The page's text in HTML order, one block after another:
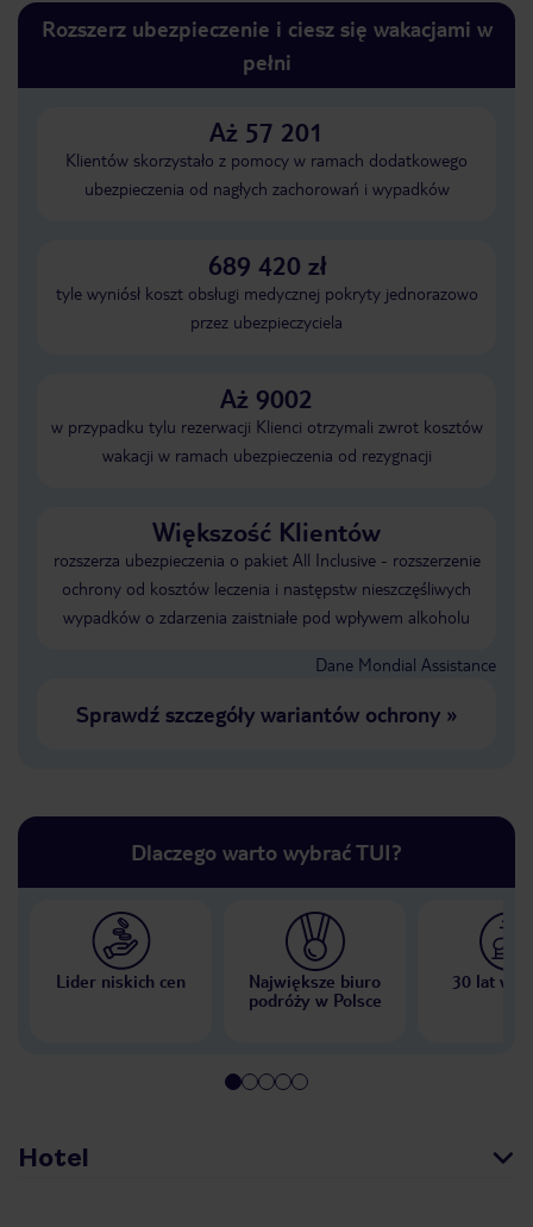
Rozszerz ubezpieczenie i ciesz się wakacjami w
pełni
Aż 57 201
Klientów skorzystało z pomocy w ramach dodatkowego
ubezpieczenia od nagłych zachorowań i wypadków
689 420 zł
tyle wyniósł koszt obsługi medycznej pokryty jednorazowo
przez ubezpieczyciela
Aż 9002
w przypadku tylu rezerwacji Klienci otrzymali zwrot kosztów
wakacji w ramach ubezpieczenia od rezygnacji
Większość Klientów
rozszerza ubezpieczenia o pakiet All Inclusive - rozszerzenie
ochrony od kosztów leczenia i następstw nieszczęśliwych
wypadków o zdarzenia zaistniałe pod wpływem alkoholu
Dane Mondial Assistance
Sprawdź szczegóły wariantów ochrony»
Dlaczego warto wybrać TUI?
Lider niskich cen
Największe biuro
podróży w Polsce
30 lat w
Hotel